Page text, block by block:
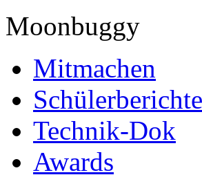
Moonbuggy
Mitmachen
Schülerberichte
Technik-Dok
Awards